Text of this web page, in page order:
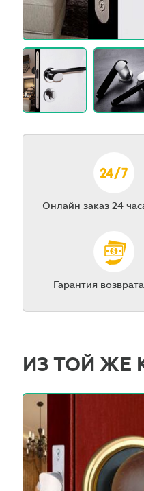
Онлайн заказ 24
Гарантия
ИЗ ТОЙ ЖЕ